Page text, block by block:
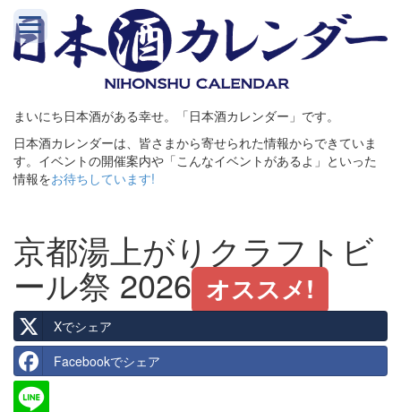
まいにち日本酒がある幸せ。「日本酒カレンダー」です。
日本酒カレンダーは、皆さまから寄せられた情報からできていま
す。イベントの開催案内や「こんなイベントがあるよ」といった
情報をお待ちしています!
京都湯上がりクラフトビ
ール祭 2026 オススメ!
Xでシェア
Facebookでシェア